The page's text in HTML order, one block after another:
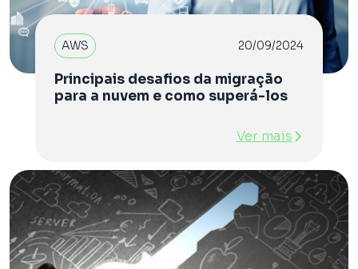
AWS 20/09/2024
Principais desafios da migração
para a nuvem e como superá-los
Ver mais